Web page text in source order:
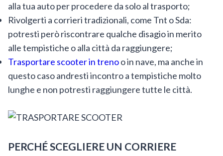
alla tua auto per procedere da solo al trasporto;
Rivolgerti a corrieri tradizionali, come Tnt o Sda:
potresti però riscontrare qualche disagio in merito
alle tempistiche o alla città da raggiungere;
Trasportare scooter in trenoo in nave, ma anche in
questo caso andresti incontro a tempistiche molto
lunghe e non potresti raggiungere tutte le città.
PERCHÉ SCEGLIERE UN CORRIERE